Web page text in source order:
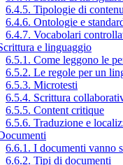
6.4.5. Tipologie di
6.4.6. Ontologie e
6.4.7. Vocabolari
e linguaggio
6.5.1. Come leggono le
6.5.2. Le regole per un
6.5.3. Microtesti
6.5.4. Scrittura
6.5.5. Content critique
6.5.6. Traduzione e
6.6.1. I documenti vanno
6.6.2. Tipi di documenti